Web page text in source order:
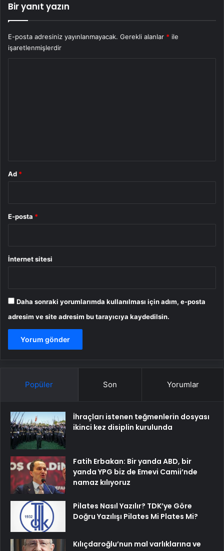
Bir yanıt yazın
E-posta adresiniz yayınlanmayacak. Gerekli alanlar * ile
işaretlenmişlerdir
Ad *
E-posta *
İnternet sitesi
Daha sonraki yorumlarımda kullanılması için adım, e-posta
adresim ve site adresim bu tarayıcıya kaydedilsin.
Popüler Son Yorumlar
İhraçları istenen teğmenlerin dosyası
ikinci kez disiplin kurulunda
Fatih Erbakan: Bir yanda ABD, bir
yanda YPG biz de Emevi Camii’nde
namaz kılıyoruz
Pilates Nasıl Yazılır? TDK’ye Göre
Doğru Yazılışı Pilates Mi Plates Mi?
Kılıçdaroğlu’nun mal varlıklarına ve